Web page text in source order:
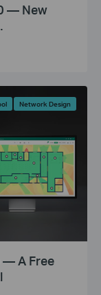
— New
Network Design
— A Free